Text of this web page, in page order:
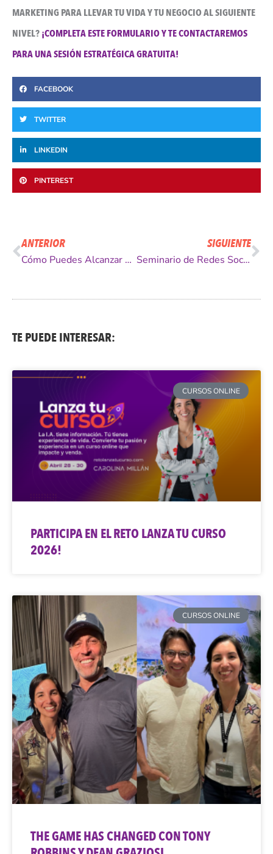
MARKETING PARA LLEVAR TU VIDA Y TU NEGOCIO AL SIGUIENTE
NIVEL?¡COMPLETA ESTE FORMULARIO Y TE CONTACTAREMOS
PARA UNA SESIÓN ESTRATÉGICA GRATUITA!
FACEBOOK
TWITTER
LINKEDIN
PINTEREST
ANTERIOR
Cómo Puedes Alcanzar el Éxito en Internet
SIGUIENTE
Seminario de Redes Sociales en Osorno
TE PUEDE INTERESAR:
CURSOS ONLINE
PARTICIPA EN EL RETO LANZA TU CURSO
2026!
CURSOS ONLINE
THE GAME HAS CHANGED CON TONY